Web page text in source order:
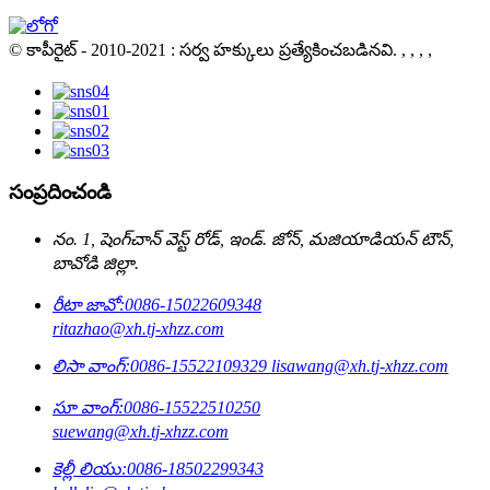
© కాపీరైట్ - 2010-2021 : సర్వ హక్కులు ప్రత్యేకించబడినవి. , , , ,
సంప్రదించండి
నం. 1, షెంగ్‌చాన్ వెస్ట్ రోడ్, ఇండ్. జోన్, మజియాడియన్ టౌన్,
బావోడి జిల్లా.
రీటా జావో:0086-15022609348
ritazhao@xh.tj-xhzz.com
లిసా వాంగ్:0086-15522109329 lisawang@xh.tj-xhzz.com
సూ వాంగ్:0086-15522510250
suewang@xh.tj-xhzz.com
కెల్లీ లియు:0086-18502299343